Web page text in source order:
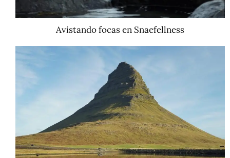
Avistando focas en Snaefellness